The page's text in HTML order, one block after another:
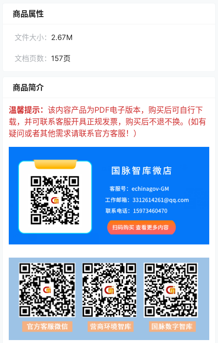
商品属性
文件大小： 2.67M
文档页数： 157页
商品简介
温馨提示： 该内容产品为PDF电子版本，购买后可自行下
载，并可联系客服开具正规发票，购买后不退不换。(如有
疑问或者其他需求请联系官方客服！）